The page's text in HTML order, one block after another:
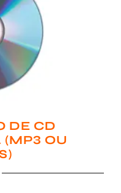
DE CD
(MP3 OU